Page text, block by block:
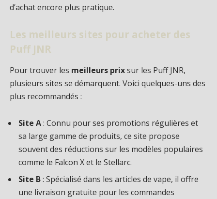
d’achat encore plus pratique.
Les meilleurs sites pour acheter des
Puff JNR
Pour trouver les meilleurs prixsur les Puff JNR,
plusieurs sites se démarquent. Voici quelques-uns des
plus recommandés :
Site A: Connu pour ses promotions régulières et
sa large gamme de produits, ce site propose
souvent des réductions sur les modèles populaires
comme le Falcon X et le Stellarc.
Site B: Spécialisé dans les articles de vape, il offre
une livraison gratuite pour les commandes